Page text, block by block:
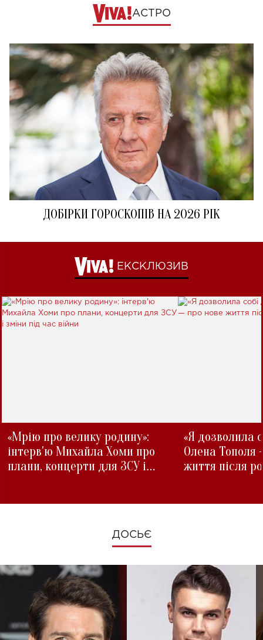
АСТРО
ДОБІРКИ ГОРОСКОПІВ НА 2026 РІК
ЕКСКЛЮЗИВ
«Мрію про велику родину»:
інтерв'ю Михайла Хоми про
плани, концерти для ЗСУ і
«Я дозволила
Олена Тополя
життя після
ДОСЬЄ